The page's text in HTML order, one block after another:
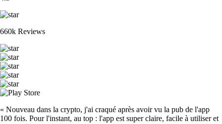
660k Reviews
« Nouveau dans la crypto, j'ai craqué après avoir vu la pub de l'app
100 fois. Pour l'instant, au top : l'app est super claire, facile à utiliser et